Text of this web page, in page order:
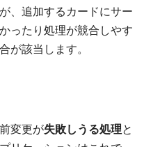
、追加するカードにサー
ったり処理が競合しやす
が該当します。
変更が失敗しうる処理と